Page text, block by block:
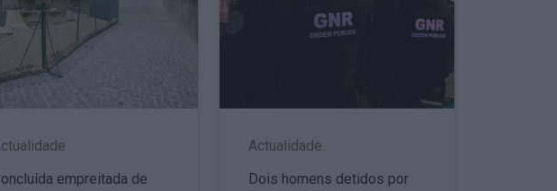
empreitada de
Actualidade
Dois homens detidos por